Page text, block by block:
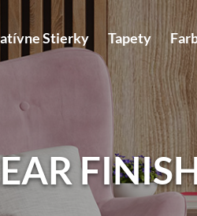
Stierky Tapety